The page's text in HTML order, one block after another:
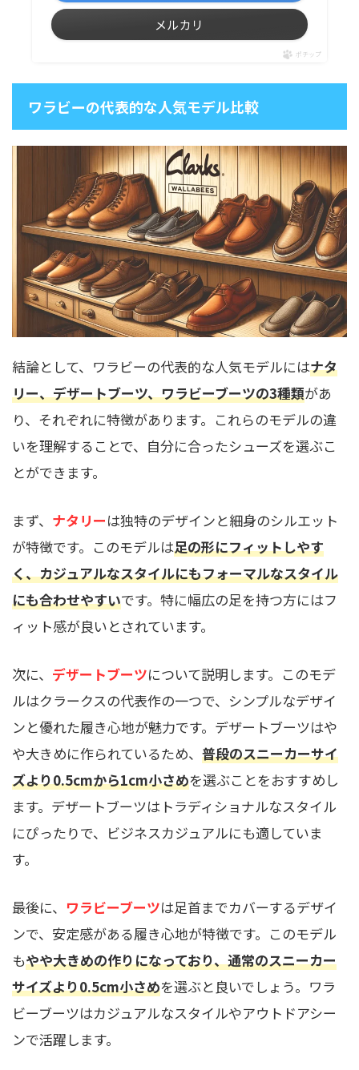
メルカリ
ポチップ
ワラビーの代表的な人気モデル比較
結論として、ワラビーの代表的な人気モデルにはナタ
リー、デザートブーツ、ワラビーブーツの3種類があ
り、それぞれに特徴があります。これらのモデルの違
いを理解することで、自分に合ったシューズを選ぶこ
とができます。
まず、 ナタリーは独特のデザインと細身のシルエット
が特徴です。このモデルは足の形にフィットしやす
く、カジュアルなスタイルにもフォーマルなスタイル
にも合わせやすいです。特に幅広の足を持つ方にはフ
ィット感が良いとされています。
次に、 デザートブーツについて説明します。このモデ
ルはクラークスの代表作の一つで、シンプルなデザイ
ンと優れた履き心地が魅力です。デザートブーツはや
や大きめに作られているため、 普段のスニーカーサイ
ズより0.5cmから1cm小さめを選ぶことをおすすめし
ます。デザートブーツはトラディショナルなスタイル
にぴったりで、ビジネスカジュアルにも適していま
す。
最後に、 ワラビーブーツは足首までカバーするデザイ
ンで、安定感がある履き心地が特徴です。このモデル
もやや大きめの作りになっており、通常のスニーカー
サイズより0.5cm小さめを選ぶと良いでしょう。ワラ
ビーブーツはカジュアルなスタイルやアウトドアシー
ンで活躍します。